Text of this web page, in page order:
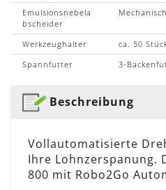
Emulsionsnebela
bscheider
Werkzeughalter
ca. 50
Spannfutter
3-
Beschreibung
Vollautomatisierte
Ihre Lohnzerspanung.
800 mit Robo2Go